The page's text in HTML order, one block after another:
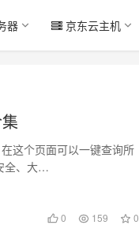
器 京东云主机
这个页面可以一键查询所
全、大…
0 159 0